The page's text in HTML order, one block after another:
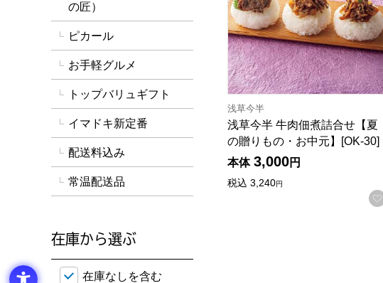
浅草今半
浅草今半 牛肉佃煮詰合せ【夏
の贈りもの・お中元】[OK-30]
本体 3,000円
税込 3,240円
の匠）
ピカール
お手軽グルメ
トップバリュギフト
イマドキ新定番
配送料込み
常温配送品
在庫から選ぶ
在庫のない商品を含めて検索することができます。
在庫なしを含む